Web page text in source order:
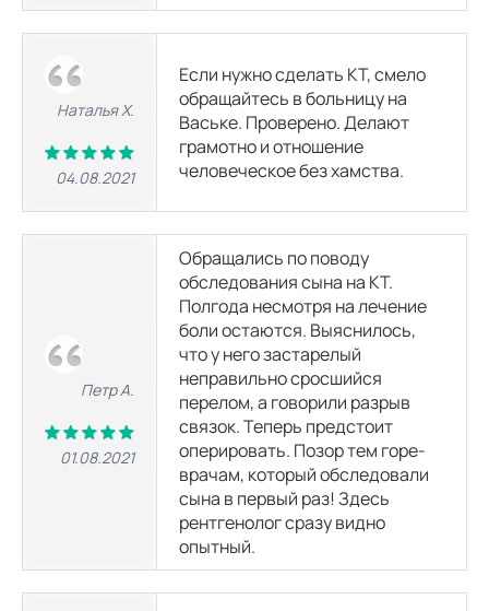
8050
-
4560р.
МР-ангиография почечных артерий
8050р.
-
МРТ сосудов малого таза
4560р.
МРТ сосудов головного мозга (артерий и вен)
МРТ суставов
8050
3500р.
МРТ височно-нижнечелюстного сустава
Наталья Х.
04.08.2021
Если нужно сделать КТ, смело
обращайтесь в больницу на
Ваське. Проверено. Делают
грамотно и отношение
человеческое без хамства.
Петр А.
01.08.2021
Обращались по поводу
обследования сына на КТ.
Полгода несмотря на лечение
боли остаются. Выяснилось,
что у него застарелый
неправильно сросшийся
перелом, а говорили разрыв
связок. Теперь предстоит
оперировать. Позор тем горе-
врачам, который обследовали
сына в первый раз! Здесь
рентгенолог сразу видно
опытный.